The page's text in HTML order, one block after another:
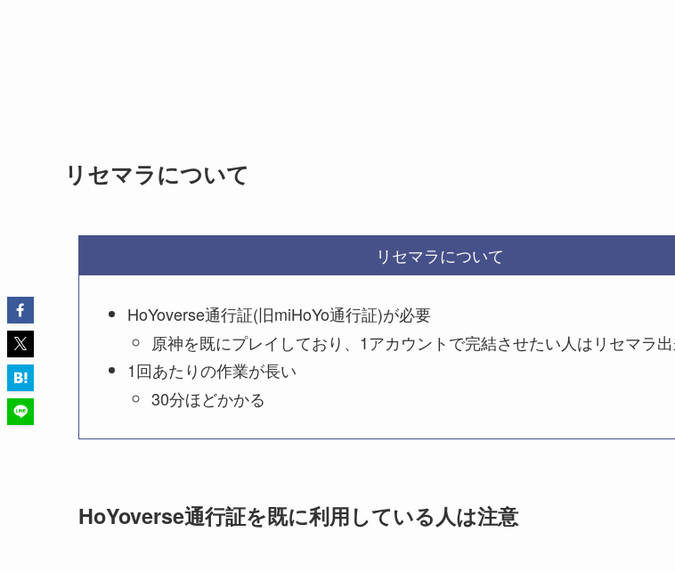
リセマラについて
リセマラについて
HoYoverse通行証(旧miHoYo通行証)が必要
原神を既にプレイしており、1アカウントで完結させたい人はリセマラ
1回あたりの作業が長い
30分ほどかかる
HoYoverse通行証を既に利用している人は注意